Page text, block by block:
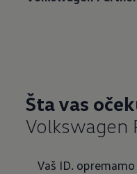
Šta vas
Volkswagen
Vaš ID.